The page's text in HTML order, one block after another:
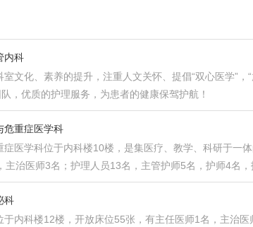
内科
文化、素养的提升，注重人文关怀、提倡“双心医学”
，优质的护理服务，为患者的健康保驾护航！
危重症医学科
医学科位于内科楼10楼，是集医疗、教学、科研于一
治医师3名；护理人员13名，主管护师5名，护师4名
科
内科楼12楼，开放床位55张，有主任医师1名，主治